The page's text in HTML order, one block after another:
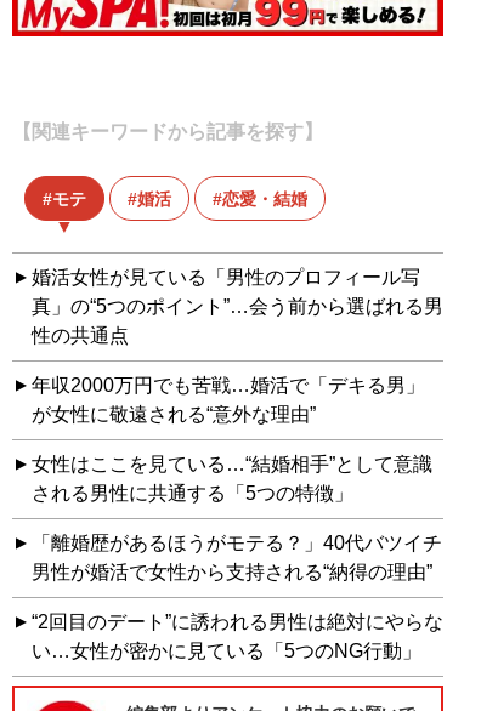
【関連キーワードから記事を探す】
モテ 婚活 恋愛・結婚
婚活女性が見ている「男性のプロフィール写
真」の“5つのポイント”…会う前から選ばれる男
性の共通点
年収2000万円でも苦戦…婚活で「デキる男」
が女性に敬遠される“意外な理由”
女性はここを見ている…“結婚相手”として意識
される男性に共通する「5つの特徴」
「離婚歴があるほうがモテる？」40代バツイチ
男性が婚活で女性から支持される“納得の理由”
“2回目のデート”に誘われる男性は絶対にやらな
い…女性が密かに見ている「5つのNG行動」